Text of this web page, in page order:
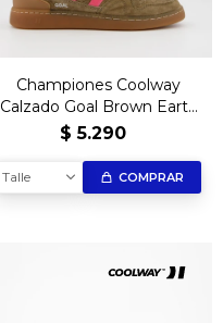
Championes Coolway
Calzado Goal Brown Earth
– Edición Exclusiva
$ 5.290
Talle COMPRAR